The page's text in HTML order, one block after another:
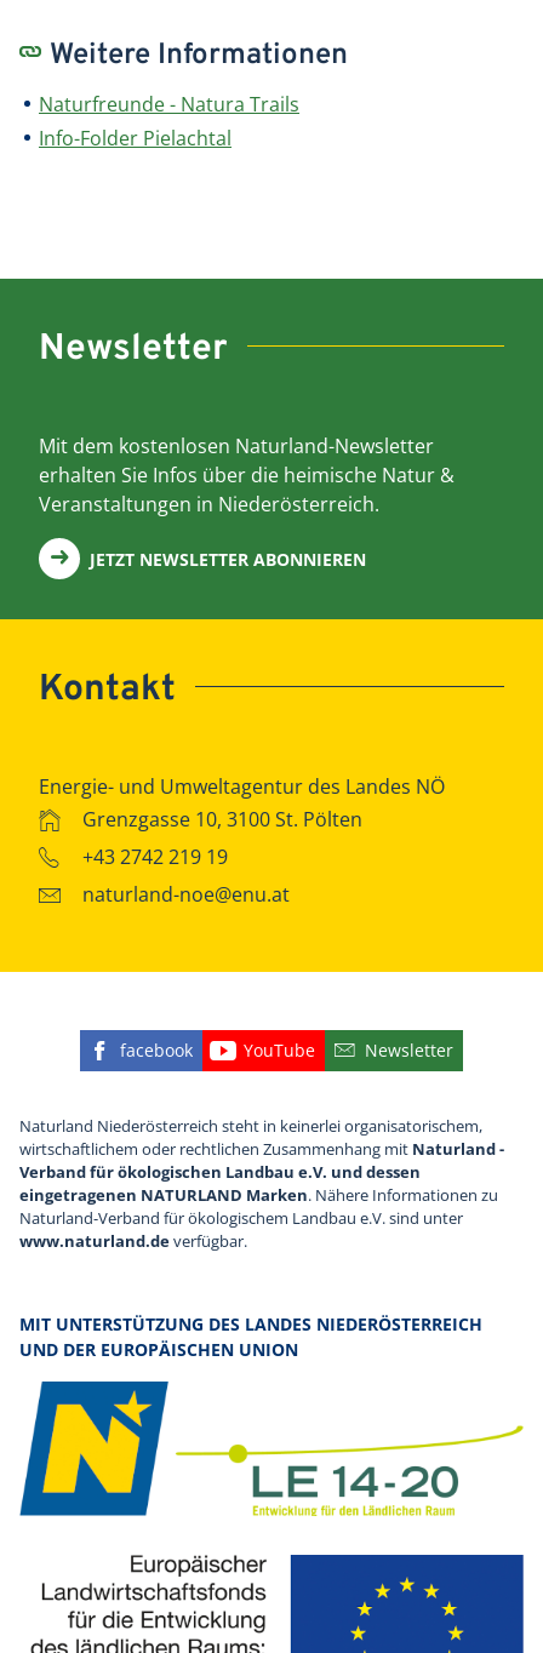
Weitere Informationen
Naturfreunde - Natura Trails
Info-Folder Pielachtal
Newsletter
Mit dem kostenlosen Naturland-Newsletter
erhalten Sie Infos über die heimische Natur &
Veranstaltungen in Niederösterreich.
JETZT NEWSLETTER ABONNIEREN
Kontakt
Energie- und Umweltagentur des Landes NÖ
Grenzgasse 10, 3100 St. Pölten
+43 2742 219 19
naturland-noe@enu.at
Finden Sie die eNu auf Facebook
facebook Besuchen Sie den
YouTube Abonnieren Sie
Newsletter
Naturland Niederösterreich steht in keinerlei organisatorischem,
wirtschaftlichem oder rechtlichen Zusammenhang mit Naturland -
Verband für ökologischen Landbau e.V. und dessen
eingetragenen NATURLAND Marken. Nähere Informationen zu
Naturland-Verband für ökologischem Landbau e.V. sind unter
www.naturland.deverfügbar.
MIT UNTERSTÜTZUNG DES LANDES NIEDERÖSTERREICH
UND DER EUROPÄISCHEN UNION